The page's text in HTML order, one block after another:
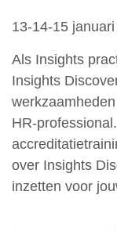
13-14-15
Als Insights
Insights
HR-
over Insights
inzetten voor